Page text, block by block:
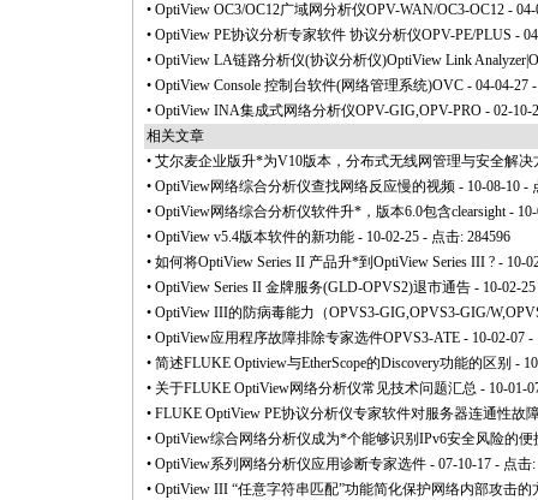
• OptiView OC3/OC12广域网分析仪OPV-WAN/OC3-OC12 -
• OptiView PE协议分析专家软件 协议分析仪OPV-PE/PLUS -
• OptiView LA链路分析仪(协议分析仪)OptiView Link
• OptiView Console 控制台软件(网络管理系统)OVC - 04-04-27
• OptiView INA集成式网络分析仪OPV-GIG,OPV-PRO - 02-10-
相关文章
• 艾尔麦企业版升*为V10版本，分布式无线网管理与安全解决
• OptiView网络综合分析仪查找网络反应慢的视频 - 10-08-10 -
• OptiView网络综合分析仪软件升* ，版本6.0包含clearsight- 10-
• OptiView v5.4版本软件的新功能 - 10-02-25 - 点击: 284596
• 如何将OptiView Series II 产品升*到OptiView Series III ? - 10-
• OptiView Series II 金牌服务(GLD-OPVS2)退市通告 - 10-02-
• OptiView III的防病毒能力（OPVS3-GIG,OPVS3-GIG/
• OptiView应用程序故障排除专家选件OPVS3-ATE - 10-02-07 -
• 简述FLUKE Optiview与EtherScope的Discovery功能的区别 -
• 关于FLUKE OptiView网络分析仪常见技术问题汇总 - 10-01-
• FLUKE OptiView PE协议分析仪专家软件对服务器连通性故
• OptiView综合网络分析仪成为*个能够识别IPv6安全风险的
• OptiView系列网络分析仪应用诊断专家选件 - 07-10-17 - 点击:
• OptiView III “任意字符串匹配”功能简化保护网络内部攻击的